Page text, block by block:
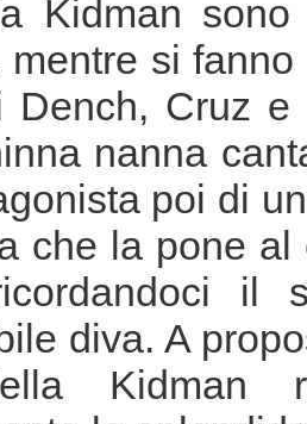
Kidman sono
mentre si
Dench, Cruz e
nanna
poi di
che la pone al
il
diva. A
Kidman